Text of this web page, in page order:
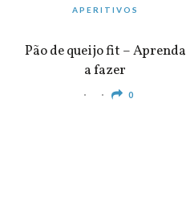
APERITIVOS
Pão de queijo fit – Aprenda
a fazer
0